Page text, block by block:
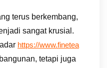
terus berkembang,
sangat krusial.
https://www.finetea
tetapi juga